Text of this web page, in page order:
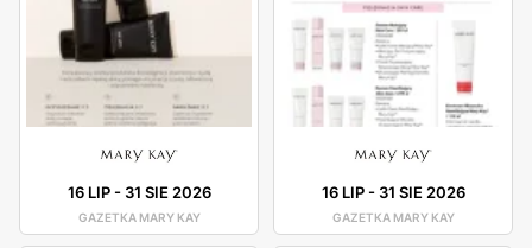
16 LIP- 31 SIE 2026
GAZETKA MARY KAY
16 LIP- 31 SIE 2026
GAZETKA MARY KAY